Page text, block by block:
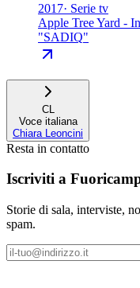
2017· Serie tv
Apple Tree Yard -
"SADIQ"
CL
Voce italiana
Chiara Leoncini
Resta in contatto
Iscriviti a
Storie di sala, interviste,
spam.